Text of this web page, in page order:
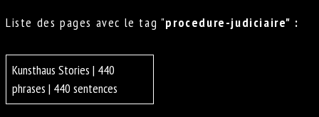
Liste des pages avec le tag "procedure-judiciaire" :
Kunsthaus Stories | 440
phrases | 440 sentences